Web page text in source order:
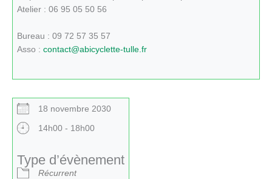
Atelier : 06 95 05 50 56
Bureau : 09 72 57 35 57
Asso : contact@abicyclette-tulle.fr
18 novembre 2030
14h00 - 18h00
Type d’évènement
Récurrent